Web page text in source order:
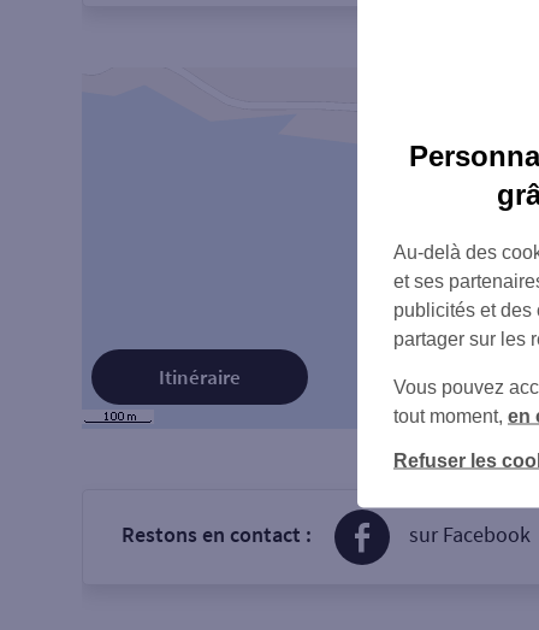
Itinéraire
Restons en contact : sur Facebook
Au-delà des
et ses
publicités et des
partager sur les
Vous pouvez
tout moment, en
Refuser les